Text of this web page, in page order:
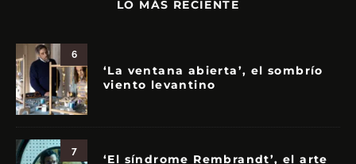
LO MÁS RECIENTE
6
‘La ventana abierta’, el sombrío
viento levantino
7
‘El síndrome Rembrandt’, el arte